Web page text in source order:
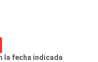
la fecha indicada